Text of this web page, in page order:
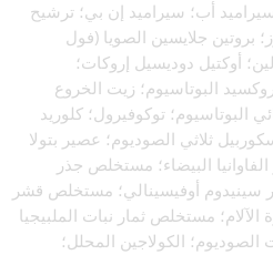
أب؛ سيراميد إن بي؛ ترشيح
بروتين جلايسين الصويا (فول
أوكتيل دوديسيل إروكات؛
البوتاسيوم؛ زيت الخروع
ثنائي البوتاسيوم؛ توكوفيرول؛ كلوريد
ثلاثي الصوديوم؛ عصير بتولا
البيضاء؛ مستخلص جذر
سينيدوم أوفيسينالي؛ مستخلص قشر
مستخلص ثمار نبات الملبيجيا
الصوديوم؛ الكولاجين المحلل؛